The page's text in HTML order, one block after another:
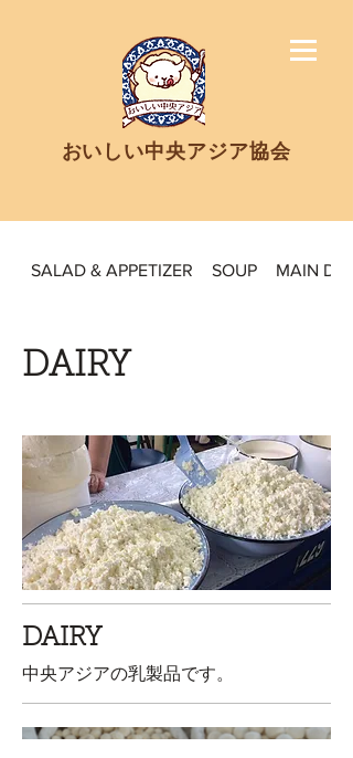
​おいしい中央アジア協会
SALAD & APPETIZER SOUP MAIN DISH
DAIRY
DAIRY
中央アジアの乳製品です。